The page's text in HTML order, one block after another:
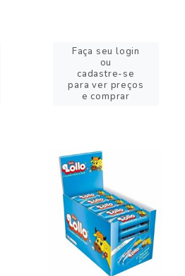
Faça seu login
ou
cadastre-se
para ver preços
e comprar